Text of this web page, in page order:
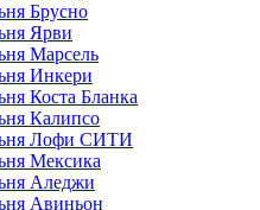
Брусно
Ярви
Марсель
Инкери
Коста Бланка
Калипсо
Лофи СИТИ
Мексика
Аледжи
Авиньон